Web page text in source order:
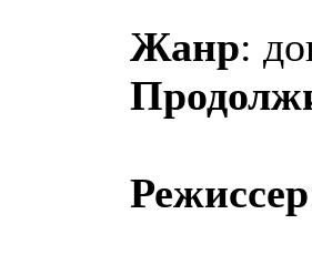
Жанр:
Режиссер